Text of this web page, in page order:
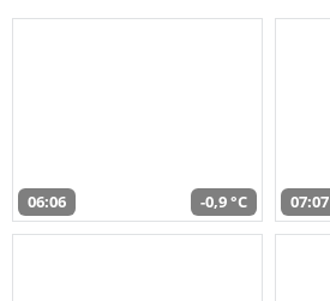
06:06 -0,9 °C 07:07